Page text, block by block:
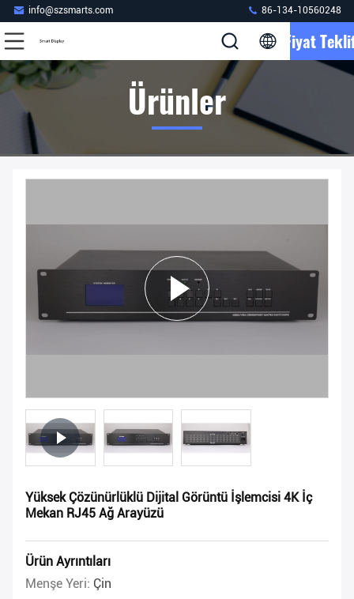
info@szsmarts.com 86-134-10560248
Fiyat
Ürünler
Yüksek Çözünürlüklü Dijital Görüntü İşlemcisi 4K İç
Mekan RJ45 Ağ Arayüzü
Ürün Ayrıntıları
Menşe Yeri: Çin